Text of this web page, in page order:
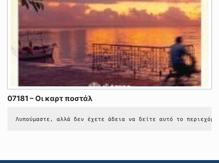
07181 – Οι καρτ ποστάλ
Λυπούμαστε, αλλά δεν έχετε άδεια να δείτε αυτό το